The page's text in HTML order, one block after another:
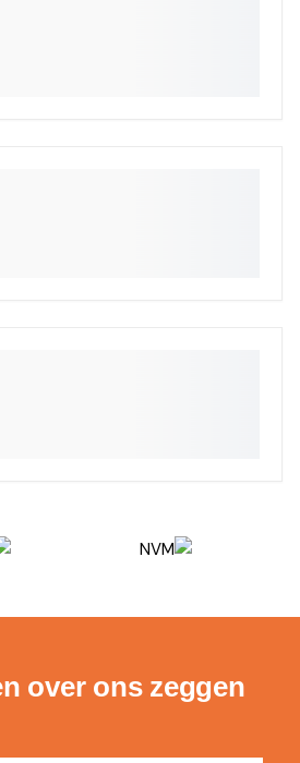
over ons zeggen